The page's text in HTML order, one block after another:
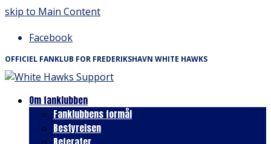
skip to Main Content
Facebook
OFFICIEL FANKLUB FOR FREDERIKSHAVN WHITE HAWKS
Om fanklubben
Fanklubbens formål
Bestyrelsen